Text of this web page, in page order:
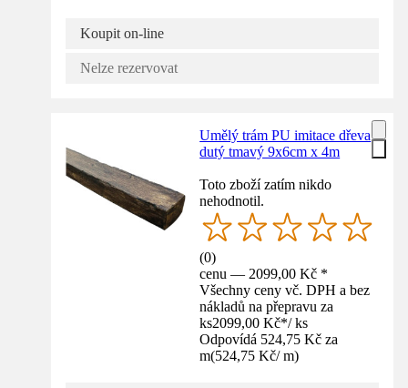
Koupit on-line
Nelze rezervovat
Umělý trám PU imitace dřeva
dutý tmavý 9x6cm x 4m
Toto zboží zatím nikdo
nehodnotil.
(0)
cenu — 2099,00 Kč *
Všechny ceny vč. DPH a bez
nákladů na přepravu za
ks2099,00 Kč*/ ks
Odpovídá 524,75 Kč za
m(524,75 Kč/ m)